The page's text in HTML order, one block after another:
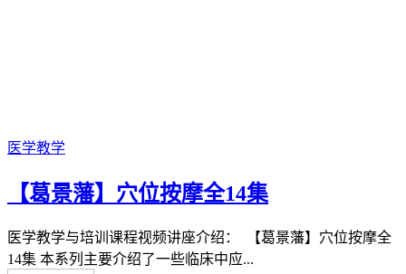
医学教学
【葛景藩】穴位按摩全14集
医学教学与培训课程视频讲座介绍： 【葛景藩】穴位按摩全
14集 本系列主要介绍了一些临床中应...